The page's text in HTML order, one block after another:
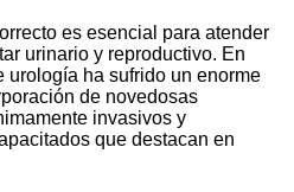
es esencial para atender
urinario y reproductivo. En
ha sufrido un enorme
de novedosas
invasivos y
que destacan en